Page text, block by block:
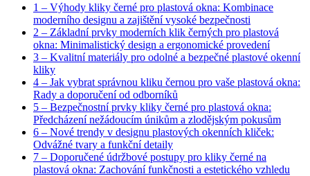
1 – Výhody kliky černé pro plastová okna: Kombinace
moderního designu a zajištění vysoké bezpečnosti
2 – ⁣Základní prvky moderních​ klik černých pro plastová
okna: Minimalistický design a ergonomické provedení
3 – Kvalitní materiály pro odolné a⁢ bezpečné plastové okenní
kliky
4 – Jak vybrat správnou kliku černou ⁤pro vaše ‍plastová okna:
Rady a doporučení od odborníků
5 – ⁣Bezpečnostní prvky kliky černé pro plastová okna:
Předcházení⁢ nežádoucím únikům a zlodějským pokusům
6 – Nové trendy v designu‍ plastových okenních kliček:
Odvážné tvary a funkční detaily
7 – Doporučené údržbové postupy pro kliky černé na
plastová okna: Zachování funkčnosti a estetického vzhledu